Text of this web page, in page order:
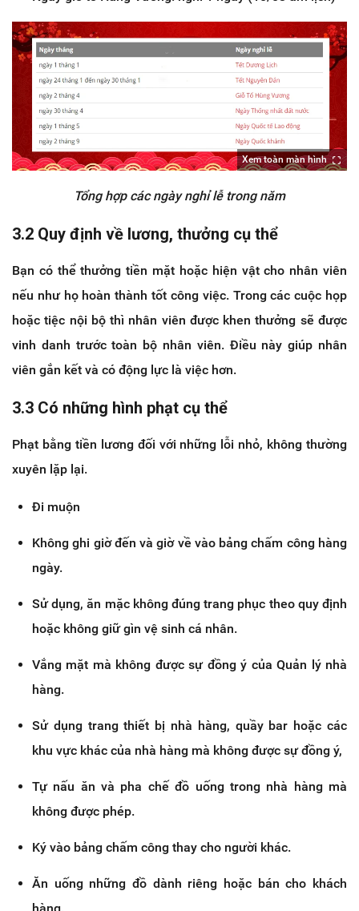
Xem toàn màn hình
Tổng hợp các ngày nghỉ lễ trong năm
3.2 Quy định về lương, thưởng cụ thể
Bạn có thể thưởng tiền mặt hoặc hiện vật cho nhân viên
nếu như họ hoàn thành tốt công việc. Trong các cuộc họp
hoặc tiệc nội bộ thì nhân viên được khen thưởng sẽ được
vinh danh trước toàn bộ nhân viên. Điều này giúp nhân
viên gắn kết và có động lực là việc hơn.
3.3 Có những hình phạt cụ thể
Phạt bằng tiền lương đối với những lỗi nhỏ, không thường
xuyên lặp lại.
Đi muộn
Không ghi giờ đến và giờ về vào bảng chấm công hàng
ngày.
Sử dụng, ăn mặc không đúng trang phục theo quy định
hoặc không giữ gìn vệ sinh cá nhân.
Vắng mặt mà không được sự đồng ý của Quản lý nhà
hàng.
Sử dụng trang thiết bị nhà hàng, quầy bar hoặc các
khu vực khác của nhà hàng mà không được sự đồng ý,
Tự nấu ăn và pha chế đồ uống trong nhà hàng mà
không được phép.
Ký vào bảng chấm công thay cho người khác.
Ăn uống những đồ dành riêng hoặc bán cho khách